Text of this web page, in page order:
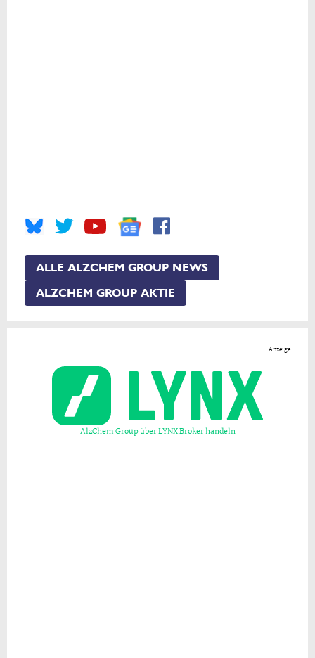
ALLE ALZCHEM GROUP NEWS
ALZCHEM GROUP AKTIE
Anzeige
AlzChem Group über LYNX Broker handeln